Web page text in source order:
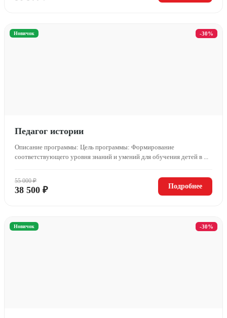
-30%
Новичок
Педагог истории
Описание программы: Цель программы: Формирование
соответствующего уровня знаний и умений для обучения детей в ...
55 000 ₽
38 500 ₽ Подробнее
-30%
Новичок